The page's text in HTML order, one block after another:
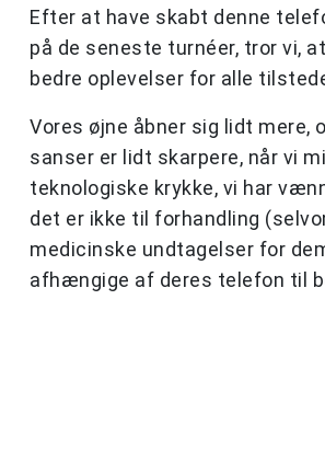
Efter at have skabt denne
på de seneste turnéer, tror vi,
bedre oplevelser for alle
Vores øjne åbner sig lidt mere,
sanser er lidt skarpere, når vi
teknologiske krykke, vi har
det er ikke til forhandling
medicinske undtagelser for
afhængige af deres telefon til